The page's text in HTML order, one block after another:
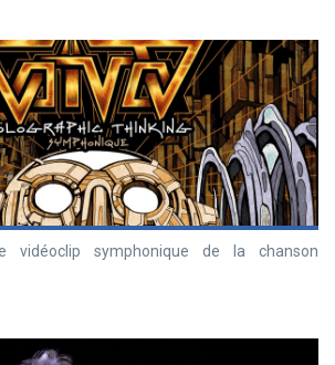
vidéoclip symphonique de la chanson